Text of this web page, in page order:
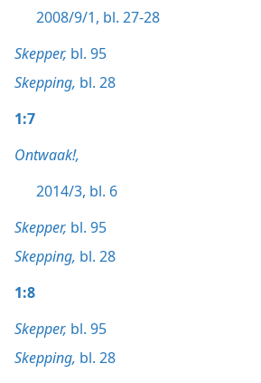
2008/9/1, bl. 27-28
Skepper, bl. 95
Skepping, bl. 28
1:7
Ontwaak!,
2014/3, bl. 6
Skepper, bl. 95
Skepping, bl. 28
1:8
Skepper, bl. 95
Skepping, bl. 28